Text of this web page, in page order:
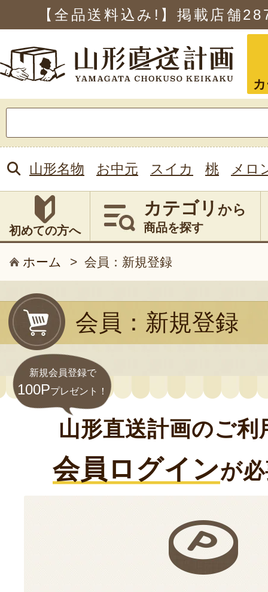
【全品送料込み!】掲載店舗
索:
山形名物 お中元 スイカ 桃 メロ
初めての方へ
カテゴリ から
商品を探す
ホーム > 会員：新規登録
会員：新規登録
新規会員登録で
100Pプレゼント！
山形直送計画のご利
会員ログインが